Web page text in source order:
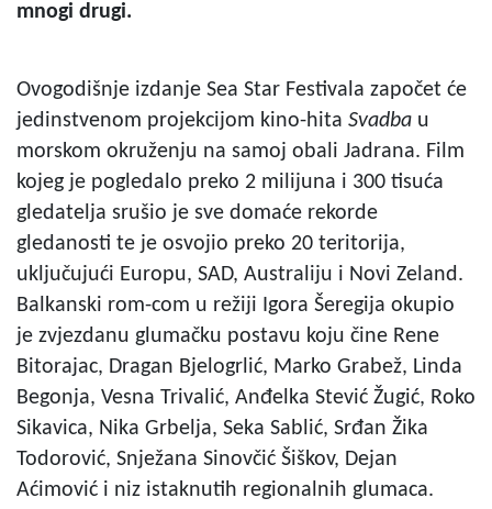
mnogi drugi.
Ovogodišnje izdanje Sea Star Festivala započet će
jedinstvenom projekcijom kino-hita Svadba u
morskom okruženju na samoj obali Jadrana. Film
kojeg je pogledalo preko 2 milijuna i 300 tisuća
gledatelja srušio je sve domaće rekorde
gledanosti te je osvojio preko 20 teritorija,
uključujući Europu, SAD, Australiju i Novi Zeland.
Balkanski rom-com u režiji Igora Šeregija okupio
je zvjezdanu glumačku postavu koju čine Rene
Bitorajac, Dragan Bjelogrlić, Marko Grabež, Linda
Begonja, Vesna Trivalić, Anđelka Stević Žugić, Roko
Sikavica, Nika Grbelja, Seka Sablić, Srđan Žika
Todorović, Snježana Sinovčić Šiškov, Dejan
Aćimović i niz istaknutih regionalnih glumaca.